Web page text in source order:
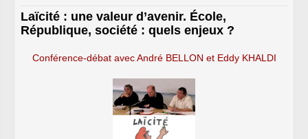
Laïcité : une valeur d’avenir. École,
République, société : quels enjeux ?
Conférence-débat avec André BELLON et Eddy KHALDI